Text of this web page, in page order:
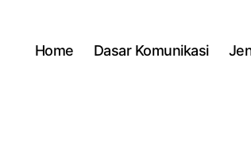
Home Dasar Komunikasi